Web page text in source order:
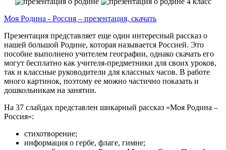
Моя Родина - Россия – презентация, скачать
Презентация представляет еще один интересный рассказ о
нашей большой Родине, которая называется Россией. Это
пособие выполнено учителем географии, однако скачать его
могут бесплатно как учителя-предметники для своих уроков,
так и классные руководители для классных часов. В работе
много картинок, поэтому ее можно частично показать и
дошкольникам на занятии.
На 37 слайдах представлен шикарный рассказ «Моя Родина –
Россия»:
стихотворение;
информация о гербе, флаге, гимне;